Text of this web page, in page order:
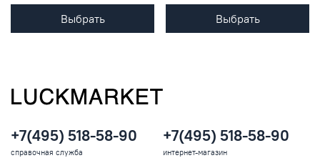
Выбрать Выбрать
+7(495) 518-58-90
справочная служба
+7(495) 518-58-90
интернет-магазин